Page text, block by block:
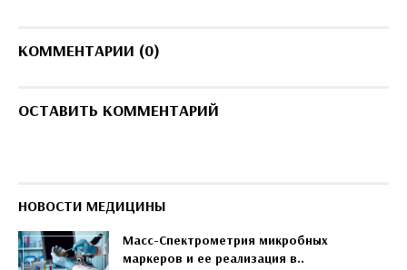
КОММЕНТАРИИ (0)
ОСТАВИТЬ КОММЕНТАРИЙ
НОВОСТИ МЕДИЦИНЫ
Масс-Спектрометрия микробных
маркеров и ее реализация в..